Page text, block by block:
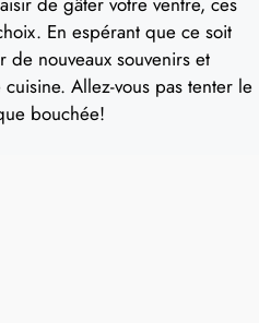
En espérant que ce soit
de nouveaux souvenirs et
Allez-vous pas tenter le
bouchée!